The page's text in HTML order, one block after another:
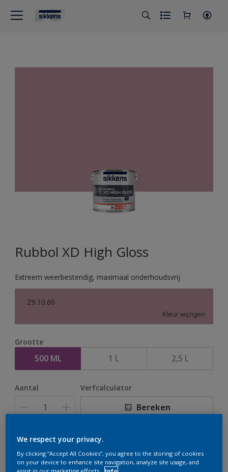
Rubbol XD High Gloss
Extreem weerbestendig, maximaal onderhoudsvrij
Z9.10.60
Kleur wijzigen
Grootte
500 ML 1 L 2,5 L
Aantal Verfcalculator
Bereken
Op dit moment is het niet mogelijk dit product online
te bestellen. Houd de website in de gaten, we werken
er hard aan om de voorraad aan te vullen.
We respect your privacy.
By clicking “Accept All Cookies”, you agree to the storing of cookies
on your device to enhance site navigation, analyze site usage, and